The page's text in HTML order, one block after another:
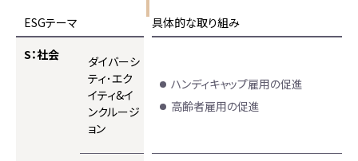
ESGテーマ
具体的な取り組み
S：社会
ダイバーシ
ティ･エク
イティ&イ
ンクルージ
ョン
ハンディキャップ雇用の促進
高齢者雇用の促進